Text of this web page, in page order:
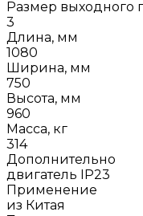
Размер выходного
3
Длина, мм
1080
Ширина, мм
750
Высота, мм
960
Масса, кг
314
Дополнительно
двигатель IP23
Применение
из Китая